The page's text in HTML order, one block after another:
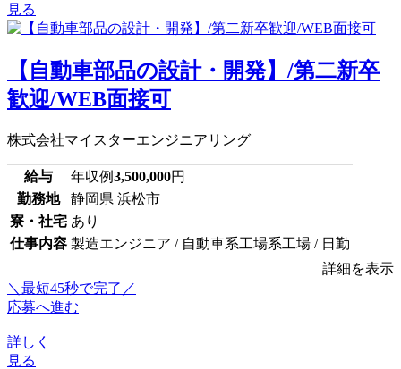
見る
【自動車部品の設計・開発】/第二新卒
歓迎/WEB面接可
株式会社マイスターエンジニアリング
給与 年収例3,500,000円
勤務地
静岡県 浜松市
寮・社宅 あり
仕事内容 製造エンジニア / 自動車系工場系工場 / 日勤
詳細を表示
＼最短45秒で完了／
応募へ進む
詳しく
見る